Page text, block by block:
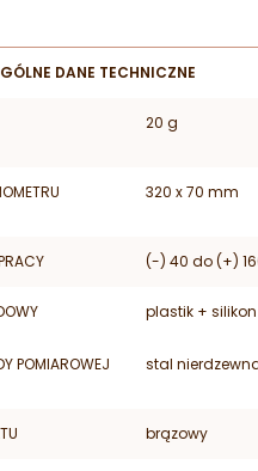
DANE TECHNICZNE
20 g
320 x 70 mm
(-) 40 do (+)
POMIAROWEJ
plastik + silikon
stal
brązowy